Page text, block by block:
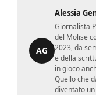
AG
Alessia
Giornalista
del Molise
2023, da
e della
in gioco
Quello che
diventato